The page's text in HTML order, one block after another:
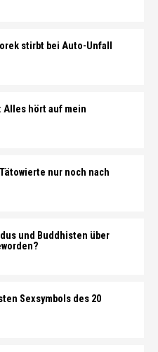
stirbt bei Auto-Unfall
Alles hört auf mein
nur noch nach
und Buddhisten über
Sexsymbols des 20